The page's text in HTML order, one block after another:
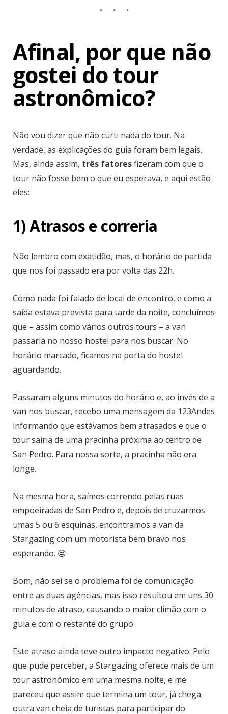
Afinal, por que não
gostei do tour
astronômico?
Não vou dizer que não curti nada do tour. Na
verdade, as explicações do guia foram bem legais.
Mas, ainda assim, três fatoresfizeram com que o
tour não fosse bem o que eu esperava, e aqui estão
eles:
1) Atrasos e correria
Não lembro com exatidão, mas, o horário de partida
que nos foi passado era por volta das 22h.
Como nada foi falado de local de encontro, e como a
saída estava prevista para tarde da noite, concluímos
que – assim como vários outros tours – a van
passaria no nosso hostel para nos buscar. No
horário marcado, ficamos na porta do hostel
aguardando.
Passaram alguns minutos do horário e, ao invés de a
van nos buscar, recebo uma mensagem da 123Andes
informando que estávamos bem atrasados e que o
tour sairia de uma pracinha próxima ao centro de
San Pedro. Para nossa sorte, a pracinha não era
longe.
Na mesma hora, saímos correndo pelas ruas
empoeiradas de San Pedro e, depois de cruzarmos
umas 5 ou 6 esquinas, encontramos a van da
Stargazing com um motorista bem bravo nos
esperando. 😒
Bom, não sei se o problema foi de comunicação
entre as duas agências, mas isso resultou em uns 30
minutos de atraso, causando o maior climão com o
guia e com o restante do grupo
Este atraso ainda teve outro impacto negativo. Pelo
que pude perceber, a Stargazing oferece mais de um
tour astronômico em uma mesma noite, e me
pareceu que assim que termina um tour, já chega
outra van cheia de turistas para participar do